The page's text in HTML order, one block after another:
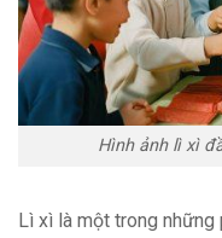
Hình ảnh lì xì
Lì xì là một trong những